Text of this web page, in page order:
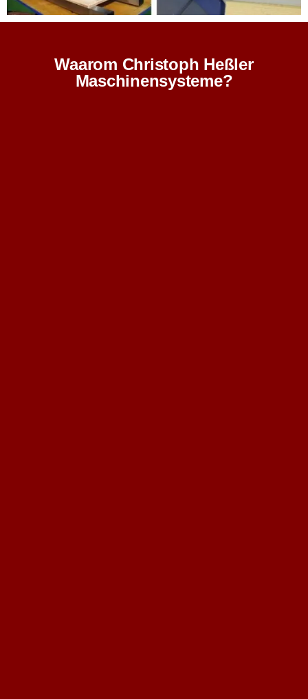
Waarom Christoph Heßler
Maschinensysteme?